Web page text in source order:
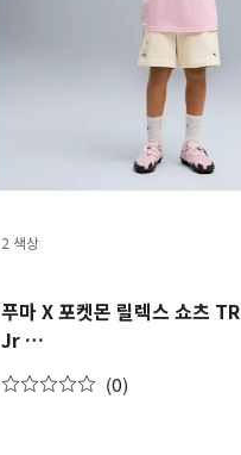
2 색상
푸마 X 포켓몬 릴렉스 쇼츠 TR
Jr
Relaxed Shorts TR Jr
(0)